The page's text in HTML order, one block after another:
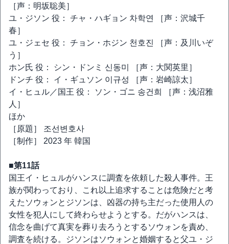
［声：明坂聡美］
ユ・ジソン 役： チャ・ハギョン 차학연 ［声：沢城千
春］
ユ・ジェセ 役： チョン・ホジン 천호진 ［声：及川いぞ
う］
ホン氏 役： シン・ドンミ 신동미 ［声：大関英里］
ドンチ 役： イ・ギュソン 이규성 ［声：岩崎諒太］
イ・ヒュル／国王 役： ソン・ゴニ 송건희 ［声：浅沼雅
人］
ほか
［原題］ 조선변호사
［制作］ 2023 年 韓国
■第11話
国王イ・ヒュルがハンスに調査を依頼した殺人事件。王
族が関わっており、これ以上追求することは危険だと考
えたソウォンとジソンは、凶器の持ち主だった使用人の
女性を犯人にして終わらせようとする。だがハンスは、
信念を曲げて真実を葬り去ろうとするソウォンを責め、
調査を続ける。ジソンはソウォンと婚姻すると父ユ・ジ